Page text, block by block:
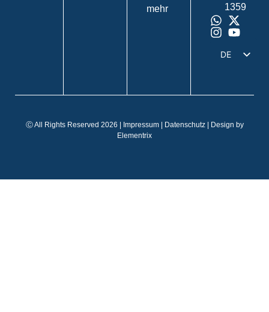
mehr
1359
DE
IT
Ⓒ All Rights Reserved 2026 | Impressum| Datenschutz| Design by
Elementrix